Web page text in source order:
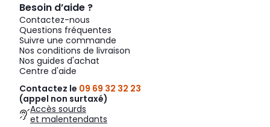
Besoin d’aide ?
Contactez-nous
Questions fréquentes
Suivre une commande
Nos conditions de livraison
Nos guides d'achat
Centre d'aide
Contactez le 09 69 32 32 23
(appel non surtaxé)
Accès sourds
et malentendants